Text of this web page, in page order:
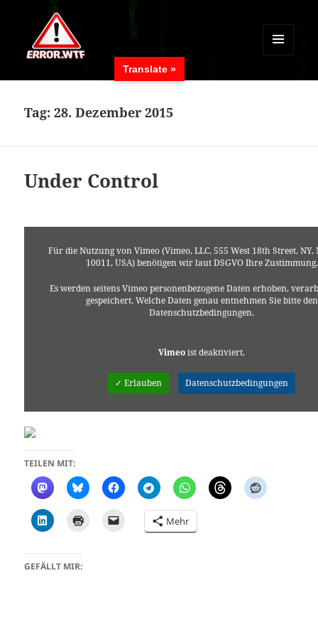
MENÜ
WIDGETS
Tag:28. Dezember 2015
Under Control
Für die Nutzung von Vimeo (Vimeo, LLC, 555 West 18th Street, NY,
10011, USA) benötigen wir laut DSGVO Ihre Zustimmung.
Es werden seitens Vimeo personenbezogene Daten erhoben,
gespeichert. Welche Daten genau entnehmen Sie bitte den
Datenschutzbedingungen.
Vimeoist deaktiviert.
✓ Erlauben Datenschutzbedingungen
TEILEN MIT:
Mehr
GEFÄLLT MIR:
Translate »